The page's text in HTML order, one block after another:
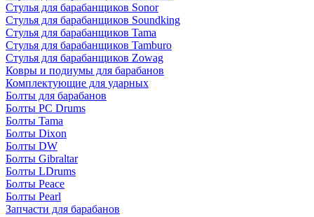
Стулья для барабанщиков Sonor
Стулья для барабанщиков Soundking
Стулья для барабанщиков Tama
Стулья для барабанщиков Tamburo
Стулья для барабанщиков Zowag
Ковры и подиумы для барабанов
Комплектующие для ударных
Болты для барабанов
Болты PC Drums
Болты Tama
Болты Dixon
Болты DW
Болты Gibraltar
Болты LDrums
Болты Peace
Болты Pearl
Запчасти для барабанов